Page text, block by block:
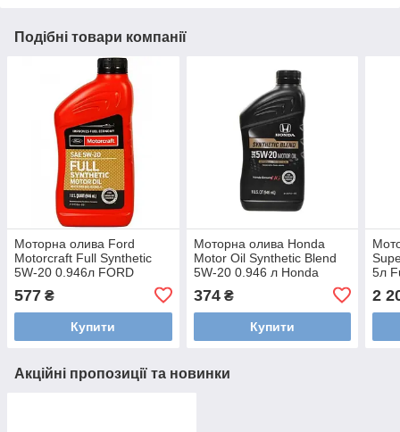
Подібні товари компанії
Моторна олива Ford
Motorcraft Full Synthetic
5W-20 0.946л FORD
577 ₴
Купити
Моторна олива Honda
Motor Oil Synthetic Blend
5W-20 0.946 л Honda
374₴
Купити
5л
2
Акційні пропозиції та новинки